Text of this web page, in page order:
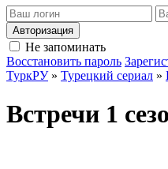
Авторизация
Не запоминать
Восстановить пароль
ТуркРУ» Турецкий сериал »
Встречи 1